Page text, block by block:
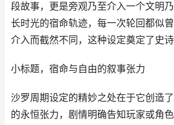
段故事，更是旁观乃至介入一个文明
长时光的宿命轨迹，每一次轮回都似
介入而截然不同，这种设定奠定了史诗
小标题，宿命与自由的叙事张力
沙罗周期设定的精妙之处在于它创造
的永恒张力，剧情明确告知玩家或角